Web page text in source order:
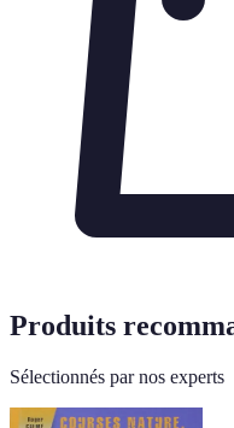
Produits
Sélectionnés par nos experts